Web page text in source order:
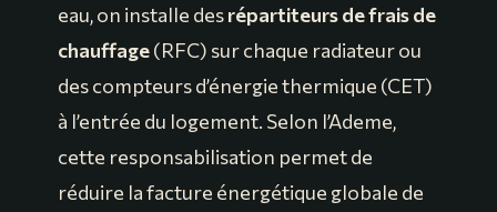
eau, on installe desrépartiteurs de frais de
chauffage(RFC) sur chaque radiateur ou
des compteurs d’énergie thermique (CET)
à l’entrée du logement. Selon l’Ademe,
cette responsabilisation permet de
réduire la facture énergétique globale de